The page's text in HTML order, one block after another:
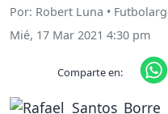
Por: Robert Luna •
Mié, 17 Mar 2021 4:30 pm
Comparte en: